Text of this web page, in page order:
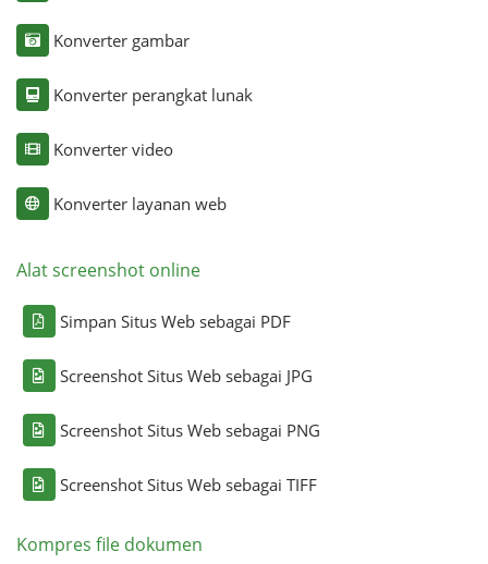
Konverter gambar
Konverter perangkat lunak
Konverter video
Konverter layanan web
Alat screenshot online
Simpan Situs Web sebagai PDF
Screenshot Situs Web sebagai JPG
Screenshot Situs Web sebagai PNG
Screenshot Situs Web sebagai TIFF
Kompres file dokumen